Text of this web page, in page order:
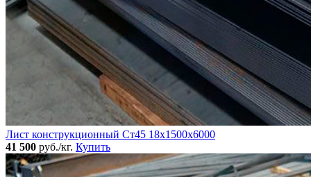
Лист конструкционный Ст45 18х1500х6000
41 500 руб./кг. Купить